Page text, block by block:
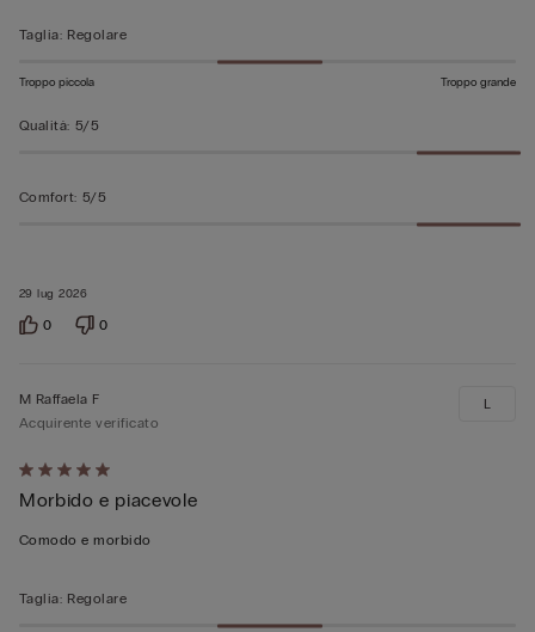
29 lug 2026
Taglia: Regolare
Troppo piccola Troppo grande
Qualità: 5/5
Comfort: 5/5
0 0
Valutato
5
su
M Raffaela F
Acquirente verificato
Morbido e piacevole
Comodo e morbido
L
Taglia: Regolare